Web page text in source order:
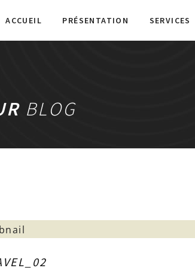
ACCUEIL PRÉSENTATION SERVICES
BLOG